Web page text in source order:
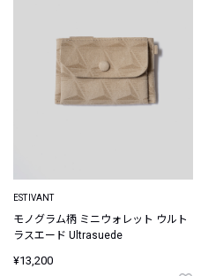
ESTIVANT
モノグラム柄 ミニウォレット ウルト
ラスエード Ultrasuede
¥13,200